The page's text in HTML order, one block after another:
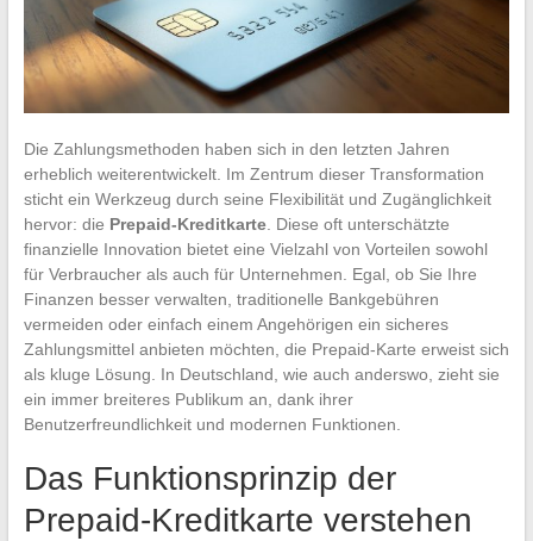
Die Zahlungsmethoden haben sich in den letzten Jahren
erheblich weiterentwickelt. Im Zentrum dieser Transformation
sticht ein Werkzeug durch seine Flexibilität und Zugänglichkeit
hervor: die Prepaid-Kreditkarte. Diese oft unterschätzte
finanzielle Innovation bietet eine Vielzahl von Vorteilen sowohl
für Verbraucher als auch für Unternehmen. Egal, ob Sie Ihre
Finanzen besser verwalten, traditionelle Bankgebühren
vermeiden oder einfach einem Angehörigen ein sicheres
Zahlungsmittel anbieten möchten, die Prepaid-Karte erweist sich
als kluge Lösung. In Deutschland, wie auch anderswo, zieht sie
ein immer breiteres Publikum an, dank ihrer
Benutzerfreundlichkeit und modernen Funktionen.
Das Funktionsprinzip der
Prepaid-Kreditkarte verstehen